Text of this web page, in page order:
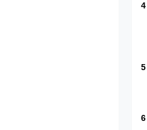
4
5
6